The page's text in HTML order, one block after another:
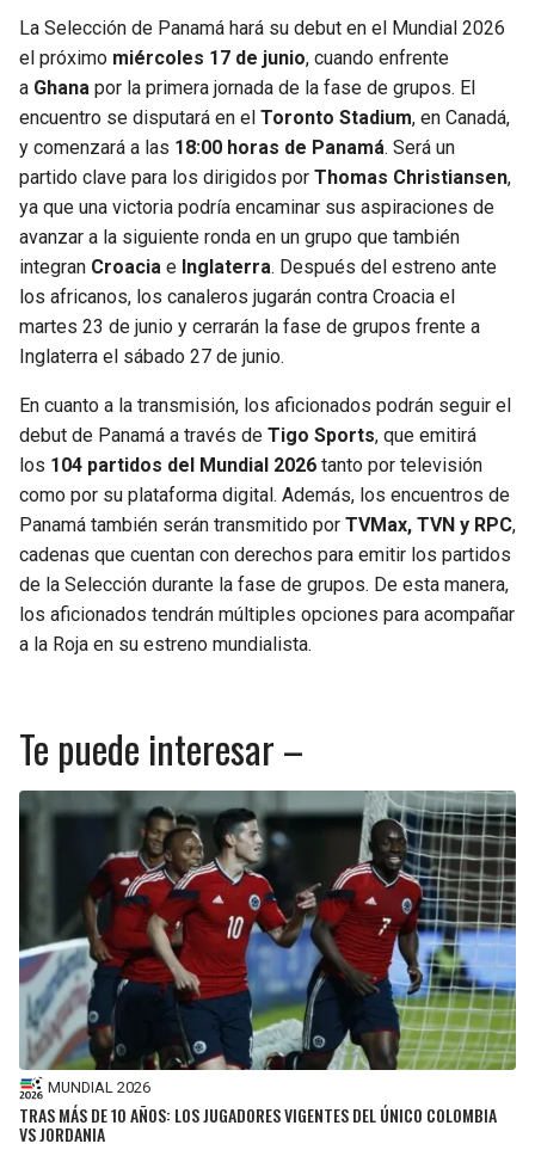
La Selección de Panamá hará su debut en el Mundial 2026
el próximo miércoles 17 de junio, cuando enfrente
a Ghana por la primera jornada de la fase de grupos. El
encuentro se disputará en el Toronto Stadium, en Canadá,
y comenzará a las 18:00 horas de Panamá. Será un
partido clave para los dirigidos por Thomas Christiansen,
ya que una victoria podría encaminar sus aspiraciones de
avanzar a la siguiente ronda en un grupo que también
integran Croacia e Inglaterra. Después del estreno ante
los africanos, los canaleros jugarán contra Croacia el
martes 23 de junio y cerrarán la fase de grupos frente a
Inglaterra el sábado 27 de junio.
En cuanto a la transmisión, los aficionados podrán seguir el
debut de Panamá a través de Tigo Sports, que emitirá
los 104 partidos del Mundial 2026 tanto por televisión
como por su plataforma digital. Además, los encuentros de
Panamá también serán transmitido por TVMax, TVN y RPC,
cadenas que cuentan con derechos para emitir los partidos
de la Selección durante la fase de grupos. De esta manera,
los aficionados tendrán múltiples opciones para acompañar
a la Roja en su estreno mundialista.
Te puede interesar –
MUNDIAL 2026
TRAS MÁS DE 10 AÑOS: LOS JUGADORES VIGENTES DEL ÚNICO COLOMBIA
VS JORDANIA